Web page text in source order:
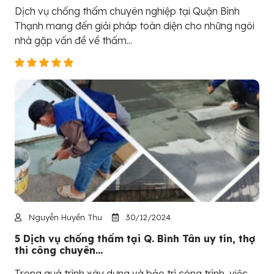
Dịch vụ chống thấm chuyên nghiệp tại Quận Bình
Thạnh mang đến giải pháp toàn diện cho những ngôi
nhà gặp vấn đề về thấm...
Nguyễn Huyền Thu 30/12/2024
5 Dịch vụ chống thấm tại Q. Bình Tân uy tín, thợ
thi công chuyên...